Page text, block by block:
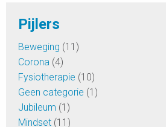
Pijlers
Beweging (11)
Corona (4)
Fysiotherapie (10)
Geen categorie (1)
Jubileum (1)
Mindset (11)